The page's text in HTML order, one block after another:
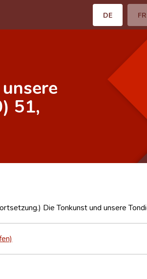
DE FR
51,
Die Tonkunst und unsere